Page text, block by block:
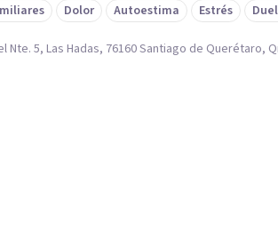
Dolor Autoestima Estrés
Nte. 5, Las Hadas, 76160 Santiago de Querétaro,